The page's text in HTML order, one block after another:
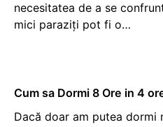
necesitatea de a se
mici paraziți pot fi o…
Cum sa Dormi 8 Ore in 4
Dacă doar am putea dormi